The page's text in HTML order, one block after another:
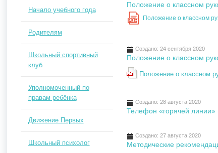
Положение о классном
PDF Положение о классном
Создано: 24 сентября 2020
Положение о классном
Положение о
Создано: 28 августа 2020
Телефон «горячей линии»
Создано: 27 августа 2020
Методические
Начало учебного года
Родителям
Школьный спортивный
клуб
Уполномоченный по
правам ребёнка
Движение Первых
Школьный психолог